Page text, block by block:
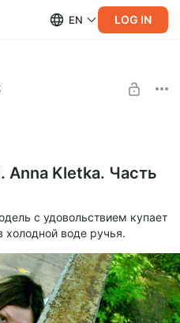
EN LOG IN
Anna Kletka. Часть
с удовольствием купает
воде ручья.